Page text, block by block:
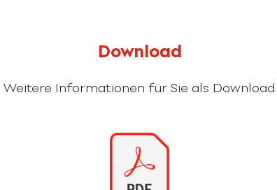
Download
Weitere Informationen für Sie als Download.